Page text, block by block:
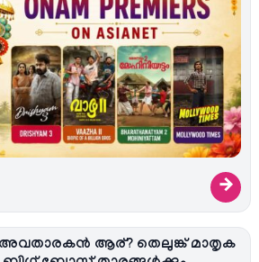
→
അവതാരകൻ ആര്? തെലുങ്ക് മാതൃക